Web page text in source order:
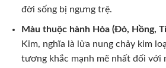
đời sống bị ngưng trệ.
Màu thuộc hành Hỏa (Đỏ, Hồng,
Kim, nghĩa là lửa nung chảy kim
tương khắc mạnh mẽ nhất đối với